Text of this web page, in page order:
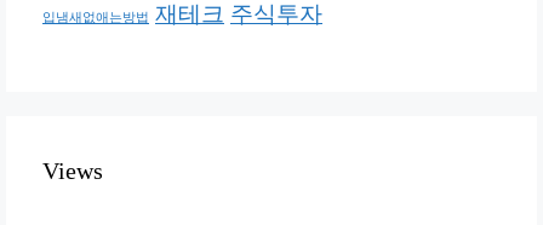
입냄새없애는방법 재테크 주식투자
Views